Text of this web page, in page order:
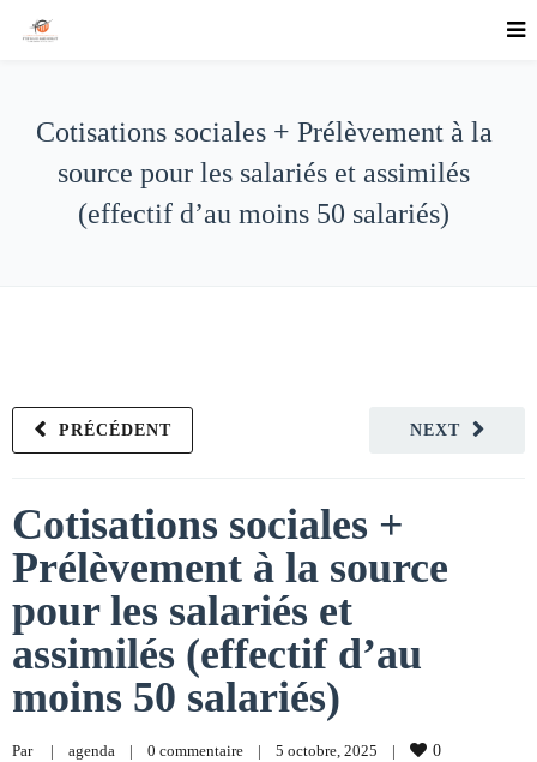
Cotisations sociales + Prélèvement à la
source pour les salariés et assimilés
(effectif d’au moins 50 salariés)
NEXT
PRÉCÉDENT
Cotisations sociales +
Prélèvement à la source
pour les salariés et
assimilés (effectif d’au
moins 50 salariés)
Par | agenda | 0 commentaire | 5 octobre, 2025 | 0